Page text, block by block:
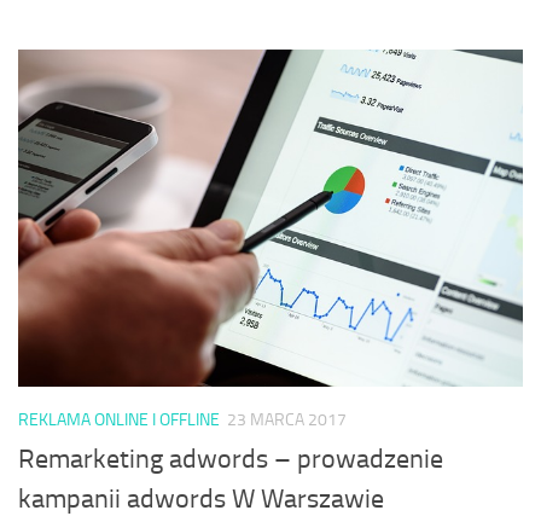
REKLAMA ONLINE I OFFLINE 23 MARCA 2017
Remarketing adwords – prowadzenie
kampanii adwords W Warszawie